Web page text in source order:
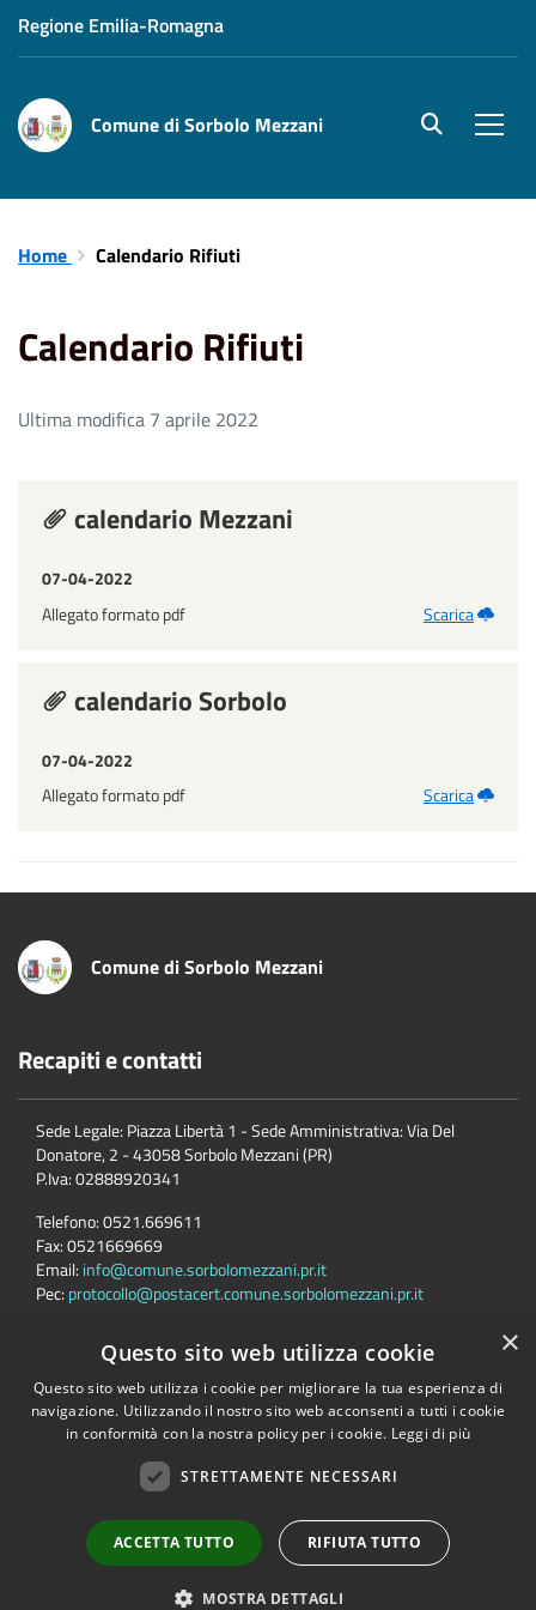
Regione Emilia-Romagna
Comune di Sorbolo Mezzani site.searc
Home Calendario Rifiuti
Calendario Rifiuti
Ultima modifica 7 aprile 2022
calendario Mezzani
07-04-2022
Allegato formato pdf
Scarica
calendario Sorbolo
07-04-2022
Allegato formato pdf
Scarica
Comune di Sorbolo Mezzani
Recapiti e contatti
Sede Legale: Piazza Libertà 1 - Sede Amministrativa: Via Del
Donatore, 2 - 43058 Sorbolo Mezzani (PR)
P.Iva:02888920341
Telefono:0521.669611
Fax:0521669669
Email: info@comune.sorbolomezzani.pr.it
Pec: protocollo@postacert.comune.sorbolomezzani.pr.it
Seguici su
Accessibilità Privacy Cookie Mappa del sito
Cane
Copyright © 2026 • Comune di Sorbolo Mezzani • Powered by
×
Questo sito web utilizza cookie
Questo sito web utilizza i cookie per migliorare la tua esperienza di
navigazione. Utilizzando il nostro sito web acconsenti a tutti i cookie
in conformità con la nostra policy per i cookie. Leggi di più
STRETTAMENTE NECESSARI
ACCETTA TUTTO RIFIUTA TUTTO
MOSTRA DETTAGLI